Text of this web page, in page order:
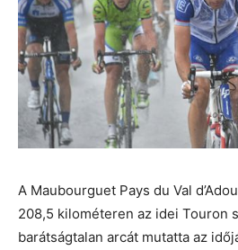
A Maubourguet Pays du Val
208,5 kilométeren az idei Touron
barátságtalan arcát mutatta az